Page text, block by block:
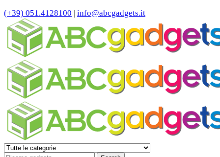
(+39) 051.4128100 | info@abcgadgets.it